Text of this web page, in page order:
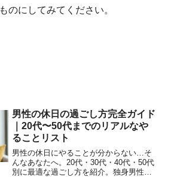
のにしてみてください。
男性の休日の過ごし方完全ガイド
｜20代〜50代までのリアルなや
ることリスト
男性の休日にやることが分からない…そ
んなあなたへ。20代・30代・40代・50代
別に最適な過ごし方を紹介。独身男性の